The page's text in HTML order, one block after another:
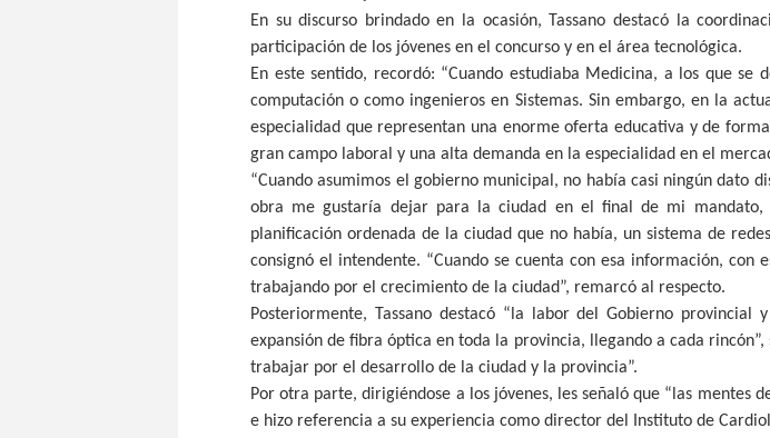
En su discurso brindado en la ocasión, Tassano destacó la
participación de los jóvenes en el concurso y en el área tecnológica.
En este sentido, recordó: “Cuando estudiaba Medicina, a los que
computación o como ingenieros en Sistemas. Sin embargo, en la
especialidad que representan una enorme oferta educativa y de
gran campo laboral y una alta demanda en la especialidad en el
“Cuando asumimos el gobierno municipal, no había casi ningún dato
obra me gustaría dejar para la ciudad en el final de mi mandato,
planificación ordenada de la ciudad que no había, un sistema de
consignó el intendente. “Cuando se cuenta con esa información, con
trabajando por el crecimiento de la ciudad”, remarcó al respecto.
Posteriormente, Tassano destacó “la labor del Gobierno
expansión de fibra óptica en toda la provincia, llegando a cada
trabajar por el desarrollo de la ciudad y la provincia”.
Por otra parte, dirigiéndose a los jóvenes, les señaló que “las mentes
e hizo referencia a su experiencia como director del Instituto de